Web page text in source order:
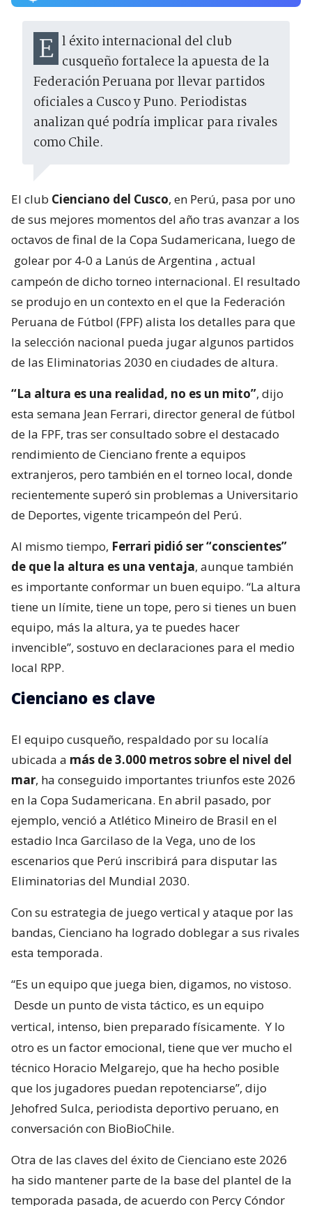
El éxito internacional del club cusqueño fortalece la apuesta de la
Federación Peruana por llevar partidos
oficiales a Cusco y Puno. Periodistas
analizan qué podría implicar para rivales
como Chile.
El club Cienciano del Cusco, en Perú, pasa por uno
de sus mejores momentos del año tras avanzar a los
octavos de final de la Copa Sudamericana, luego de
golear por 4-0 a Lanús de Argentina , actual
campeón de dicho torneo internacional. El resultado
se produjo en un contexto en el que la Federación
Peruana de Fútbol (FPF) alista los detalles para que
la selección nacional pueda jugar algunos partidos
de las Eliminatorias 2030 en ciudades de altura.
“La altura es una realidad, no es un mito”, dijo
esta semana Jean Ferrari, director general de fútbol
de la FPF, tras ser consultado sobre el destacado
rendimiento de Cienciano frente a equipos
extranjeros, pero también en el torneo local, donde
recientemente superó sin problemas a Universitario
de Deportes, vigente tricampeón del Perú.
Al mismo tiempo, Ferrari pidió ser “conscientes”
de que la altura es una ventaja, aunque también
es importante conformar un buen equipo. “La altura
tiene un límite, tiene un tope, pero si tienes un buen
equipo, más la altura, ya te puedes hacer
invencible”, sostuvo en declaraciones para el medio
local RPP.
Cienciano es clave
El equipo cusqueño, respaldado por su localía
ubicada a más de 3.000 metros sobre el nivel del
mar, ha conseguido importantes triunfos este 2026
en la Copa Sudamericana. En abril pasado, por
ejemplo, venció a Atlético Mineiro de Brasil en el
estadio Inca Garcilaso de la Vega, uno de los
escenarios que Perú inscribirá para disputar las
Eliminatorias del Mundial 2030.
Con su estrategia de juego vertical y ataque por las
bandas, Cienciano ha logrado doblegar a sus rivales
esta temporada.
“Es un equipo que juega bien, digamos, no vistoso.
Desde un punto de vista táctico, es un equipo
vertical, intenso, bien preparado físicamente. Y lo
otro es un factor emocional, tiene que ver mucho el
técnico Horacio Melgarejo, que ha hecho posible
que los jugadores puedan repotenciarse”, dijo
Jehofred Sulca, periodista deportivo peruano, en
conversación con BioBioChile.
Otra de las claves del éxito de Cienciano este 2026
ha sido mantener parte de la base del plantel de la
temporada pasada, de acuerdo con Percy Cóndor